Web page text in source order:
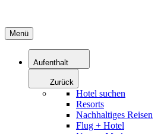
Menü
Aufenthalt
Zurück
Hotel suchen
Resorts
Nachhaltiges Reisen
Flug + Hotel